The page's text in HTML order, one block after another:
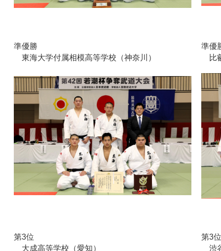
準優勝
東海大学付属相模高等学校（神奈川）
準優
比
第3位
大成高等学校（愛知）
第3位
渋